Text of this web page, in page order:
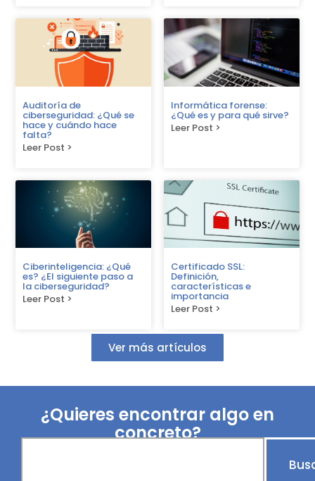
Auditoría de
ciberseguridad: ¿Qué se
hace y cuándo hace
falta?
Leer Post >
Informática forense:
¿Qué es y para qué sirve?
Leer Post >
Ciberinteligencia: ¿Qué
es? ¿El siguiente paso a
la ciberseguridad?
Leer Post >
Certificado SSL:
Definición,
características e
importancia
Leer Post >
Ver más artículos
¿Quieres encontrar algo en
concreto?